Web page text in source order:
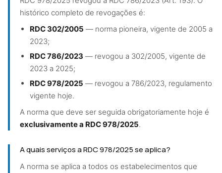
histórico completo de revogações é:
RDC 302/2005 — norma pioneira, vigente de 2005 a
2023;
RDC 786/2023 — revogou a 302/2005, vigente de
2023 a 2025;
RDC 978/2025 — revogou a 786/2023, regulamento
vigente hoje.
A norma que deve ser seguida obrigatoriamente hoje é
exclusivamente a RDC 978/2025.
A quais serviços a RDC 978/2025 se aplica?
A norma se aplica a todos os estabelecimentos que